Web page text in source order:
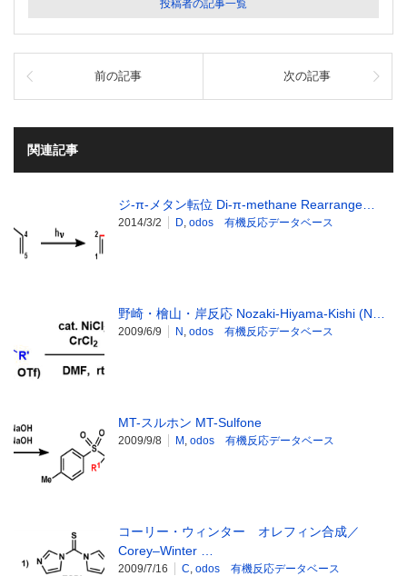
投稿者の記事一覧
前の記事 次の記事
関連記事
ジ-π-メタン転位 Di-π-methane Rearrange…
2014/3/2 D odos 有機反応データベース
野崎・檜山・岸反応 Nozaki-Hiyama-Kishi (N…
2009/6/9 N odos 有機反応データベース
MT-スルホン MT-Sulfone
2009/9/8 M odos 有機反応データベース
コーリー・ウィンター オレフィン合成／
Corey–Winter …
2009/7/16 C odos 有機反応データベース